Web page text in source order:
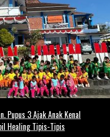
Pupus 3 Ajak Anak Kenal
Healing Tipis-Tipis